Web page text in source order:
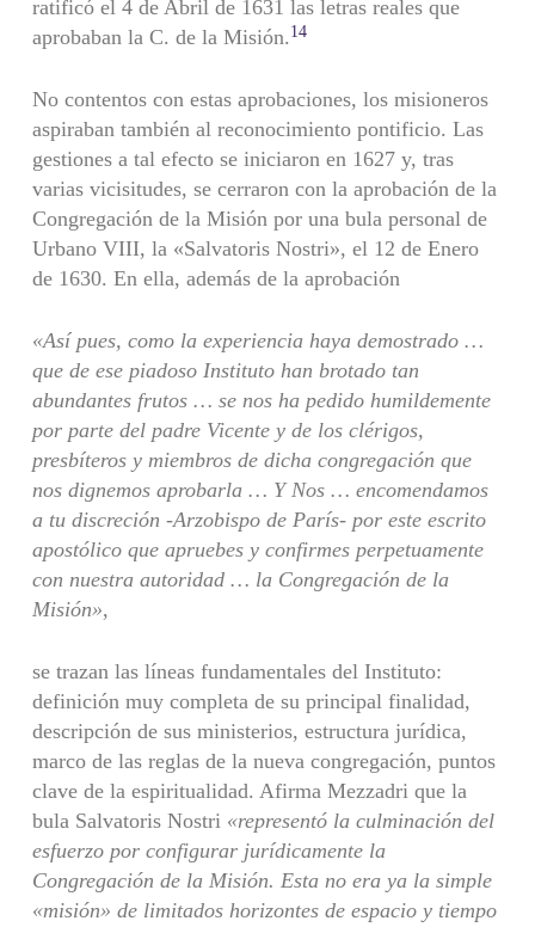
ratificó el 4 de Abril de 1631 las letras reales que
aprobaban la C. de la Misión. 14
No contentos con estas aprobaciones, los misioneros
aspiraban también al reconocimiento pontificio. Las
gestiones a tal efecto se iniciaron en 1627 y, tras
varias vicisitudes, se cerraron con la aprobación de la
Congregación de la Misión por una bula personal de
Urbano VIII, la «Salvatoris Nostri», el 12 de Enero
de 1630. En ella, además de la aprobación
«Así pues, como la experiencia haya demostrado …
que de ese piadoso Instituto han brotado tan
abundantes frutos … se nos ha pedido humildemente
por parte del padre Vicente y de los clérigos,
presbíteros y miembros de dicha congregación que
nos dignemos aprobarla … Y Nos … encomendamos
a tu discreción -Arzobispo de París- por este escrito
apostólico que apruebes y confirmes perpetuamente
con nuestra autoridad … la Congregación de la
Misión»,
se trazan las líneas fundamentales del Instituto:
definición muy completa de su principal finalidad,
descripción de sus ministerios, estructura jurídica,
marco de las reglas de la nueva congregación, puntos
clave de la espiritualidad. Afirma Mezzadri que la
bula Salvatoris Nostri «representó la culminación del
esfuerzo por configurar jurídicamente la
Congregación de la Misión. Esta no era ya la simple
«misión» de limitados horizontes de espacio y tiempo